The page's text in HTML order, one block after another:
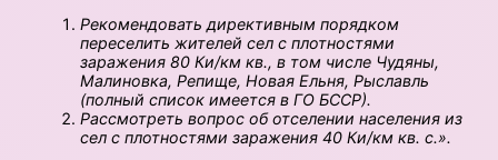
Рекомендовать директивным порядком
переселить жителей сел с плотностями
заражения 80 Ки/км кв., в том числе Чудяны,
Малиновка, Репище, Новая Ельня, Рыславль
(полный список имеется в ГО БССР).
Рассмотреть вопрос об отселении населения из
сел с плотностями заражения 40 Ки/км кв. с.».